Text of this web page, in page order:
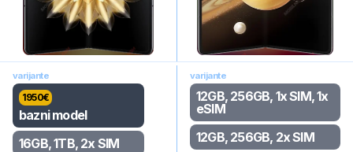
varijante
1950€
bazni model
16GB, 1TB, 2x SIM
varijante
12GB, 256GB, 1x SIM, 1x
eSIM
12GB, 256GB, 2x SIM